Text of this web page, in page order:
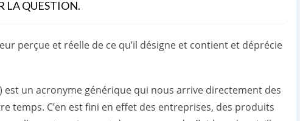
LA QUESTION.
perçue et réelle de ce qu’il désigne et contient et déprécie
est un acronyme générique qui nous arrive directement des
temps. C’en est fini en effet des entreprises, des produits